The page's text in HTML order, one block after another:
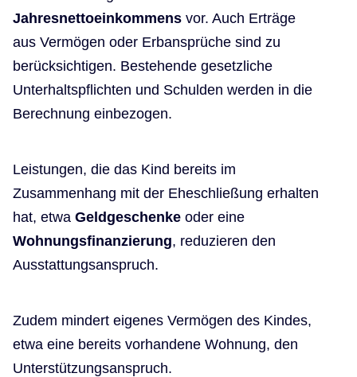
Jahresnettoeinkommens vor. Auch Erträge
aus Vermögen oder Erbansprüche sind zu
berücksichtigen. Bestehende gesetzliche
Unterhaltspflichten und Schulden werden in die
Berechnung einbezogen.
Leistungen, die das Kind bereits im
Zusammenhang mit der Eheschließung erhalten
hat, etwa Geldgeschenke oder eine
Wohnungsfinanzierung, reduzieren den
Ausstattungsanspruch.
Zudem mindert eigenes Vermögen des Kindes,
etwa eine bereits vorhandene Wohnung, den
Unterstützungsanspruch.